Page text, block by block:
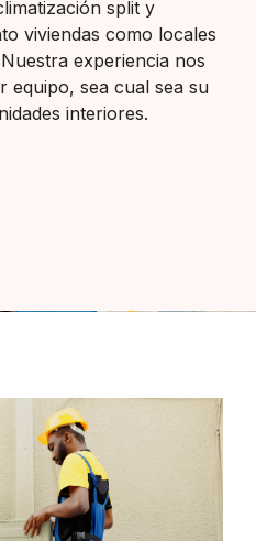
split y
viviendas como locales
experiencia nos
equipo, sea cual sea su
interiores.